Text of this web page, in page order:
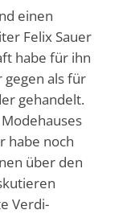
einen
Felix Sauer
habe für ihn
als für
gehandelt.
habe noch
über den
Verdi-